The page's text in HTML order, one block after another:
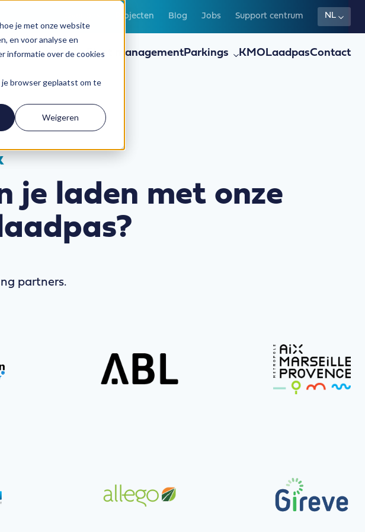
je met onze website
en voor analyse en
informatie over de cookies
je browser geplaatst om te
Weigeren
Projecten Blog Jobs Support centrum NL
Ons aanbod Fleet managementParkings KMOLaadpasContact
je laden met onze
partners.